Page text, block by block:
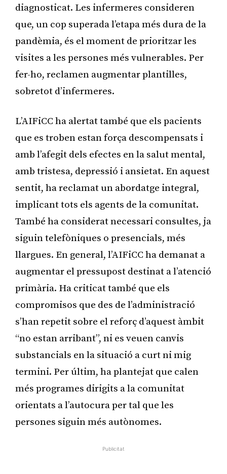
diagnosticat. Les infermeres consideren
que, un cop superada l’etapa més dura de la
pandèmia, és el moment de prioritzar les
visites a les persones més vulnerables. Per
fer-ho, reclamen augmentar plantilles,
sobretot d’infermeres.
L’AIFiCC ha alertat també que els pacients
que es troben estan força descompensats i
amb l’afegit dels efectes en la salut mental,
amb tristesa, depressió i ansietat. En aquest
sentit, ha reclamat un abordatge integral,
implicant tots els agents de la comunitat.
També ha considerat necessari consultes, ja
siguin telefòniques o presencials, més
llargues. En general, l’AIFiCC ha demanat a
augmentar el pressupost destinat a l’atenció
primària. Ha criticat també que els
compromisos que des de l’administració
s’han repetit sobre el reforç d’aquest àmbit
“no estan arribant”, ni es veuen canvis
substancials en la situació a curt ni mig
termini. Per últim, ha plantejat que calen
més programes dirigits a la comunitat
orientats a l’autocura per tal que les
persones siguin més autònomes.
Publicitat